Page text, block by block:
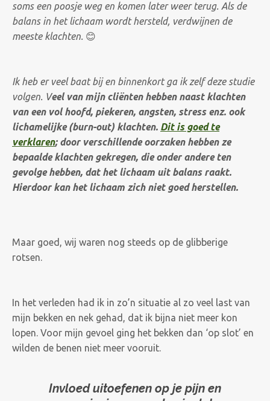
soms een poosje weg en komen later weer terug. Als de
balans in het lichaam wordt hersteld, verdwijnen de
meeste klachten. 😊
Ik heb er veel baat bij en binnenkort ga ik zelf deze studie
volgen. Veel van mijn cliënten hebben naast klachten
van een vol hoofd, piekeren, angsten, stress enz. ook
lichamelijke (burn-out) klachten. Dit is goed te
verklaren;door verschillende oorzaken hebben ze
bepaalde klachten gekregen, die onder andere ten
gevolge hebben, dat het lichaam uit balans raakt.
Hierdoor kan het lichaam zich niet goed herstellen.
Maar goed, wij waren nog steeds op de glibberige
rotsen.
In het verleden had ik in zo’n situatie al zo veel last van
mijn bekken en nek gehad, dat ik bijna niet meer kon
lopen. Voor mijn gevoel ging het bekken dan ‘op slot’ en
wilden de benen niet meer vooruit.
Invloed uitoefenen op je pijn en